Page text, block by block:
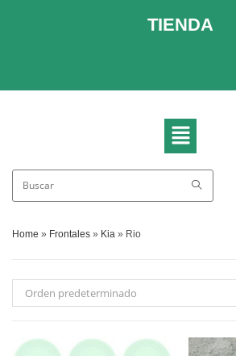
TIENDA
Home » Frontales » Kia » Rio
Orden predeterminado